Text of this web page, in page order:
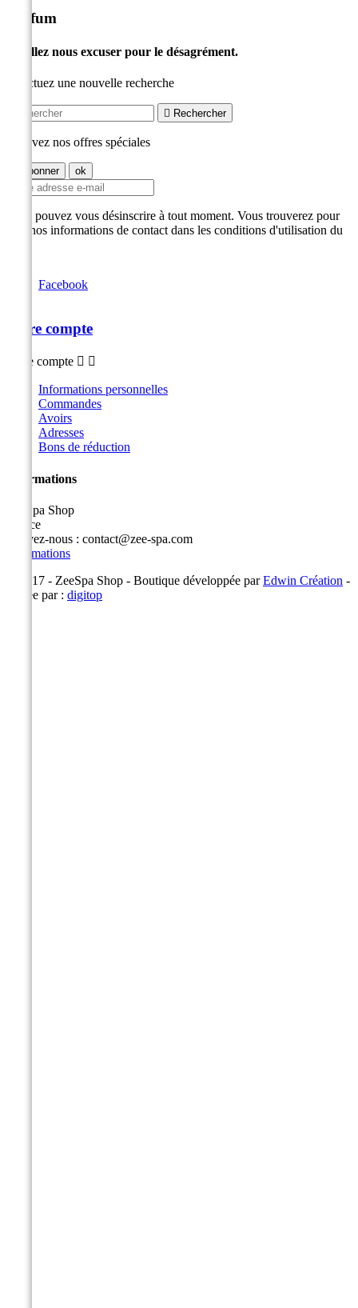
Parfum
Veuillez nous excuser pour le désagrément.
Effectuez une nouvelle recherche
 Rechercher
Recevez nos offres spéciales
Vous pouvez vous désinscrire à tout moment. Vous trouverez pour
cela nos informations de contact dans les conditions d'utilisation du
Facebook
Votre compte
Votre compte  
Informations personnelles
Commandes
Avoirs
Adresses
Bons de réduction
Informations
ZeeSpa Shop
France
Écrivez-nous : contact@zee-spa.com
Informations
© 2017 - ZeeSpa Shop - Boutique développée parEdwin Création -
Éditée par : digitop